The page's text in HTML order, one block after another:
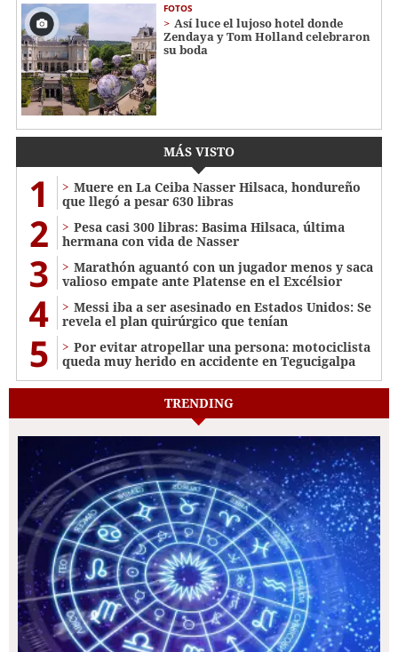
FOTOS
Así luce el lujoso hotel donde
Zendaya y Tom Holland celebraron
su boda
MÁS VISTO
1
Muere en La Ceiba Nasser Hilsaca, hondureño
que llegó a pesar 630 libras
2
Pesa casi 300 libras: Basima Hilsaca, última
hermana con vida de Nasser
3
Marathón aguantó con un jugador menos y saca
valioso empate ante Platense en el Excélsior
4
Messi iba a ser asesinado en Estados Unidos: Se
revela el plan quirúrgico que tenían
5
Por evitar atropellar una persona: motociclista
queda muy herido en accidente en Tegucigalpa
TRENDING